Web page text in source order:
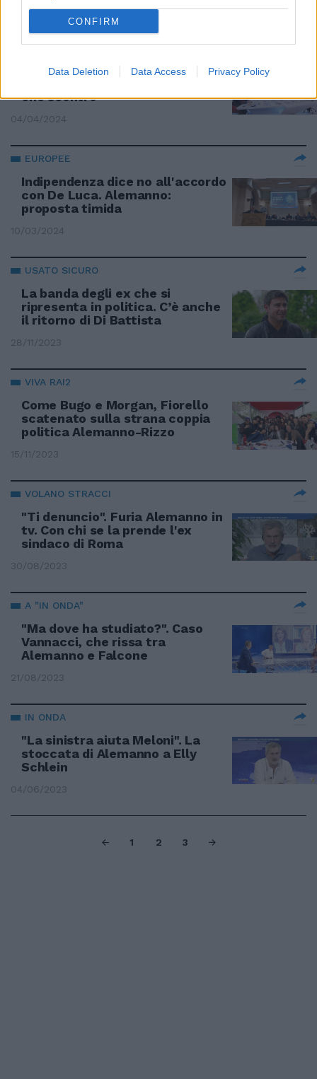
CONFIRM
Data Deletion Data Access Privacy Policy
08/04/2024
DA PARENZO
"Fai un comizio", "le molotov":
che scontro
04/04/2024
EUROPEE
Indipendenza dice no all'accordo
con De Luca. Alemanno:
proposta timida
10/03/2024
USATO SICURO
La banda degli ex che si
ripresenta in politica. C’è anche
il ritorno di Di Battista
28/11/2023
VIVA RAI2
Come Bugo e Morgan, Fiorello
scatenato sulla strana coppia
politica Alemanno-Rizzo
15/11/2023
VOLANO STRACCI
"Ti denuncio". Furia Alemanno in
tv. Con chi se la prende l'ex
sindaco di Roma
30/08/2023
A "IN ONDA"
"Ma dove ha studiato?". Caso
Vannacci, che rissa tra
Alemanno e Falcone
21/08/2023
IN ONDA
"La sinistra aiuta Meloni". La
stoccata di Alemanno a Elly
Schlein
04/06/2023
1 2 3